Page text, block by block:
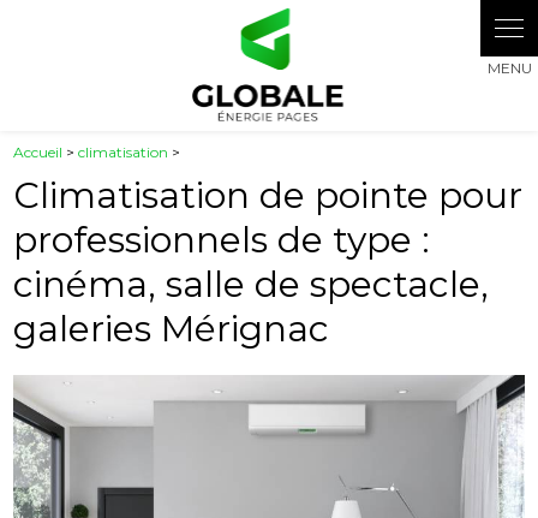
Accueil >climatisation >
Climatisation de pointe pour
professionnels de type :
cinéma, salle de spectacle,
galeries Mérignac
Panneau de gestion des cookies